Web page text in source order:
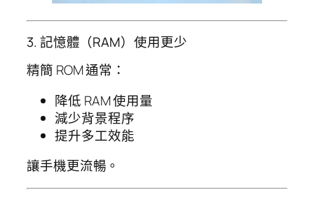
3. 記憶體（RAM）使用更少
精簡 ROM 通常：
降低 RAM 使用量
減少背景程序
提升多工效能
讓手機更流暢。